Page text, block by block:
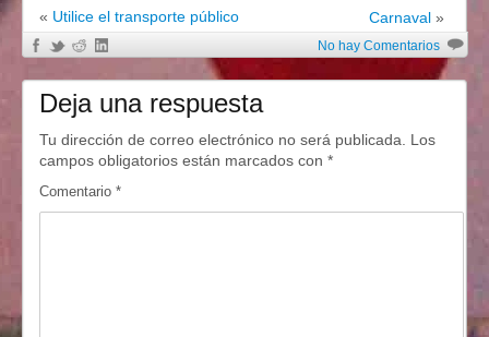
« Utilice el transporte público Carnaval »
No hay Comentarios
Deja una respuesta
Tu dirección de correo electrónico no será publicada.
Los
campos obligatorios están marcados con *
Comentario *